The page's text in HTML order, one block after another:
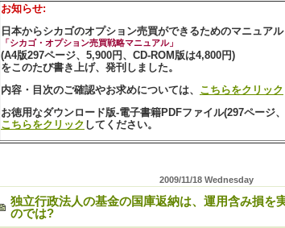
お知らせ:
日本からシカゴのオプション売買ができるためのマニュアル
「シカゴ・オプション売買戦略マニュアル」
(A4版297ページ、5,900円、CD-ROM版は4,800円)
をこのたび書き上げ、発刊しました。
内容・目次のご確認やお求めについては、 こちらをクリック
お徳用なダウンロード版-電子書籍PDFファイル(297ページ
こちらをクリック してください。
2009/11/18 Wednesday
独立行政法人の基金の国庫返納は、運用含み損を
のでは?